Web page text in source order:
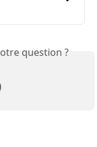
question ?